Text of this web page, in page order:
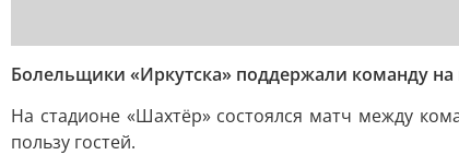
Болельщики «Иркутска» поддержали команду
На стадионе «Шахтёр» состоялся матч между
пользу гостей.